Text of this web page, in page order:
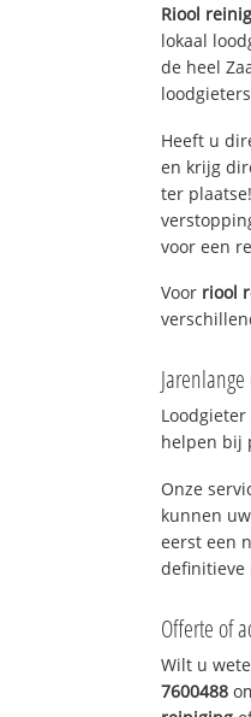
Riool
lokaal
de heel
Heeft u
en krijg
ter
voor een
Voor riool
helpen bij
Onze
kunnen
eerst een
definitieve
Offerte of
Wilt u
7600488